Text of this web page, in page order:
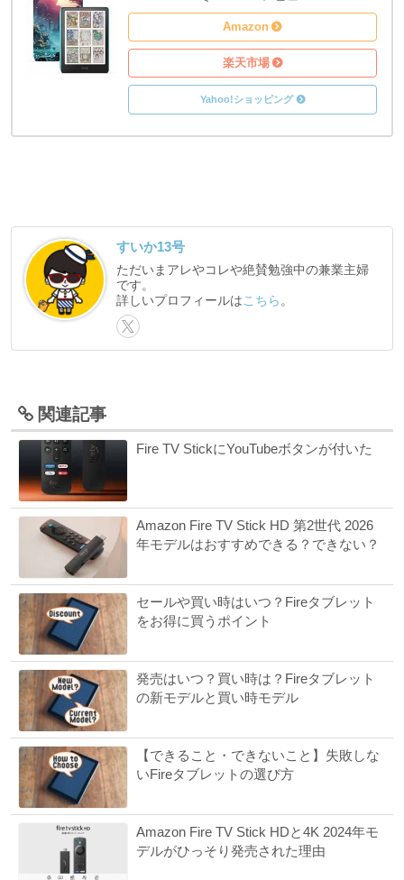
Amazon
楽天市場
Yahoo!ショッピング
すいか13号
ただいまアレやコレや絶賛勉強中の兼業主婦
です。
詳しいプロフィールは こちら 。
関連記事
Fire TV StickにYouTubeボタンが付いた
Amazon Fire TV Stick HD 第2世代 2026
年モデルはおすすめできる？できない？
セールや買い時はいつ？Fireタブレット
をお得に買うポイント
発売はいつ？買い時は？Fireタブレット
の新モデルと買い時モデル
【できること・できないこと】失敗しな
いFireタブレットの選び方
Amazon Fire TV Stick HDと4K 2024年モ
デルがひっそり発売された理由